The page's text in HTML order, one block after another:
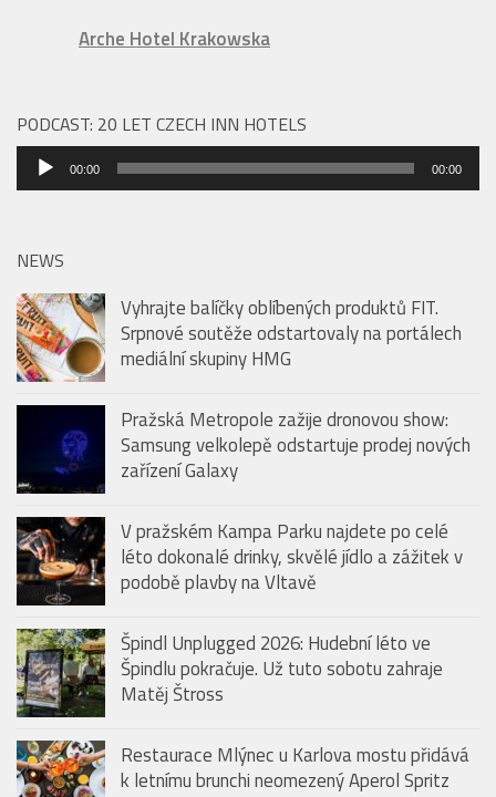
Arche Hotel Krakowska
PODCAST: 20 LET CZECH INN HOTELS
Audio
přehrávač
00:00 00:00
NEWS
Vyhrajte balíčky oblíbených produktů FIT.
Srpnové soutěže odstartovaly na portálech
mediální skupiny HMG
Pražská Metropole zažije dronovou show:
Samsung velkolepě odstartuje prodej nových
zařízení Galaxy
V pražském Kampa Parku najdete po celé
léto dokonalé drinky, skvělé jídlo a zážitek v
podobě plavby na Vltavě
Špindl Unplugged 2026: Hudební léto ve
Špindlu pokračuje. Už tuto sobotu zahraje
Matěj Štross
Restaurace Mlýnec u Karlova mostu přidává
k letnímu brunchi neomezený Aperol Spritz